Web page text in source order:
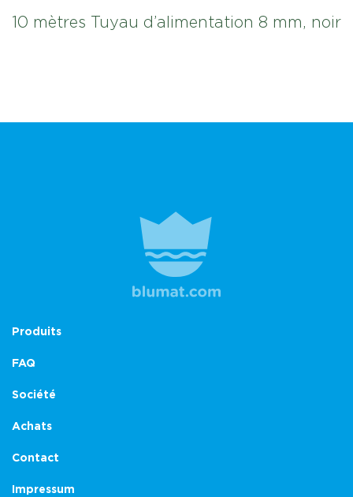
10 mètres Tuyau d’alimentation 8 mm, noir
Produits
FAQ
Société
Achats
Contact
Impressum